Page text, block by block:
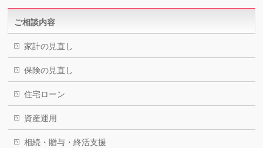
ご相談内容
家計の見直し
保険の見直し
住宅ローン
資産運用
相続・贈与・終活支援